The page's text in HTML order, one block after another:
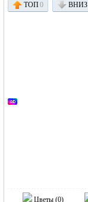
RU
ТОП0 ВНИЗ
Цветы (0)